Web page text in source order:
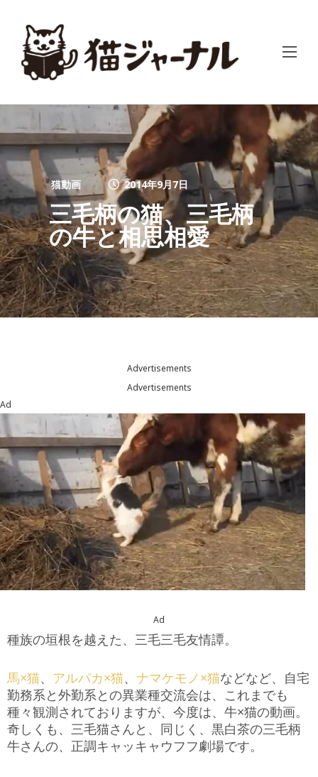
猫動画 2014年9月7日
三毛柄の猫、三毛柄
の牛と相思相愛
Advertisements
Advertisements
Ad
Ad
種族の垣根を越えた、三毛三毛友情譚。
馬×猫、 アルパカ×猫、 ナマケモノ×猫などなど、自宅
勤務系と外勤系との異業種交流会は、これまでも
種々観測されておりますが、今度は、牛×猫の動画。
奇しくも、三毛猫さんと、同じく、黒白茶の三毛柄
牛さんの、正調キャッキャウフフ劇場です。